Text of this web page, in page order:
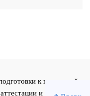
к первичной
и повышения